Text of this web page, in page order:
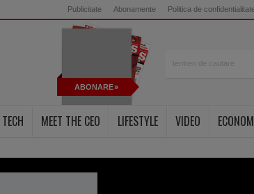
Publicitate Abonamente Politica de
ABONARE
TECH MEET THE CEO LIFESTYLE VIDEO